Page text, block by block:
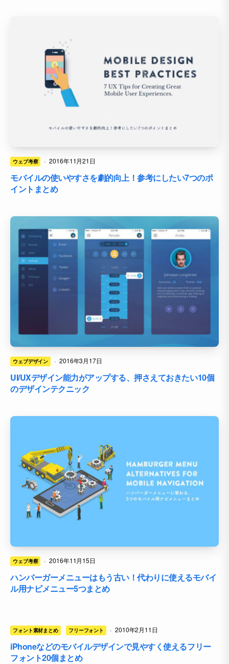
ウェブ考察 · 2016年11月21日
モバイルの使いやすさを劇的向上！参考にしたい7つのポ
イントまとめ
ウェブデザイン · 2016年3月17日
UI/UXデザイン能力がアップする、押さえておきたい10個
のデザインテクニック
ウェブ考察 · 2016年11月15日
ハンバーガーメニューはもう古い！代わりに使えるモバイ
ル用ナビメニュー5つまとめ
フォント素材まとめ フリーフォント · 2010年2月11日
iPhoneなどのモバイルデザインで見やすく使えるフリー
フォント20個まとめ